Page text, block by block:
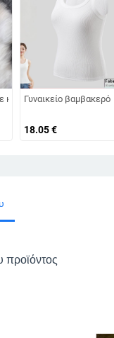
κεντημένα λουλούδια,
Γυναικείο
18.05€
προϊόντος